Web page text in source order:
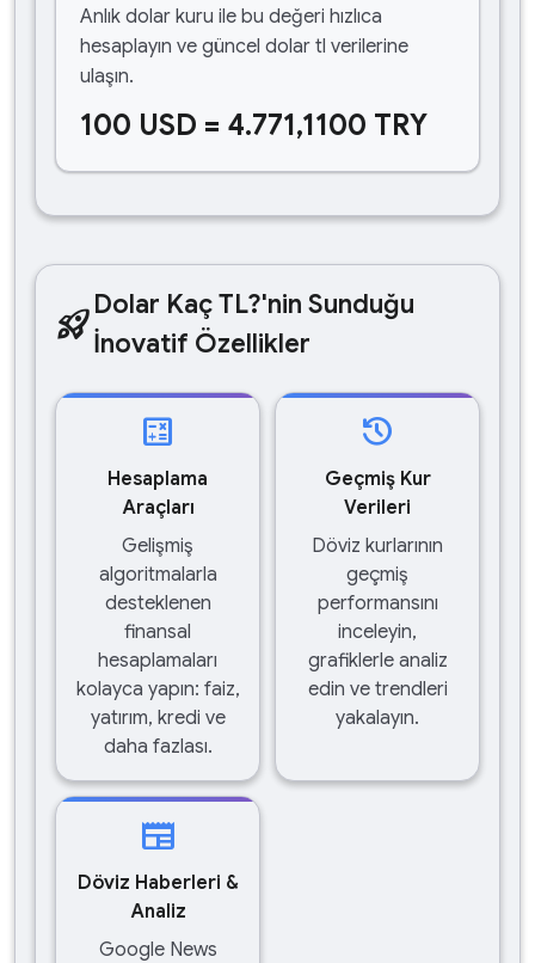
Anlık dolar kuru ile bu değeri hızlıca
hesaplayın ve güncel dolar tl verilerine
ulaşın.
100 USD = 4.771,1100 TRY
rocket_launchDolar Kaç TL?'nin Sunduğu
İnovatif Özellikler
calculate
Hesaplama
Araçları
Gelişmiş
algoritmalarla
desteklenen
finansal
hesaplamaları
kolayca yapın: faiz,
yatırım, kredi ve
daha fazlası.
history
Geçmiş Kur
Verileri
Döviz kurlarının
geçmiş
performansını
inceleyin,
grafiklerle analiz
edin ve trendleri
yakalayın.
newspaper
Döviz Haberleri &
Analiz
Google News